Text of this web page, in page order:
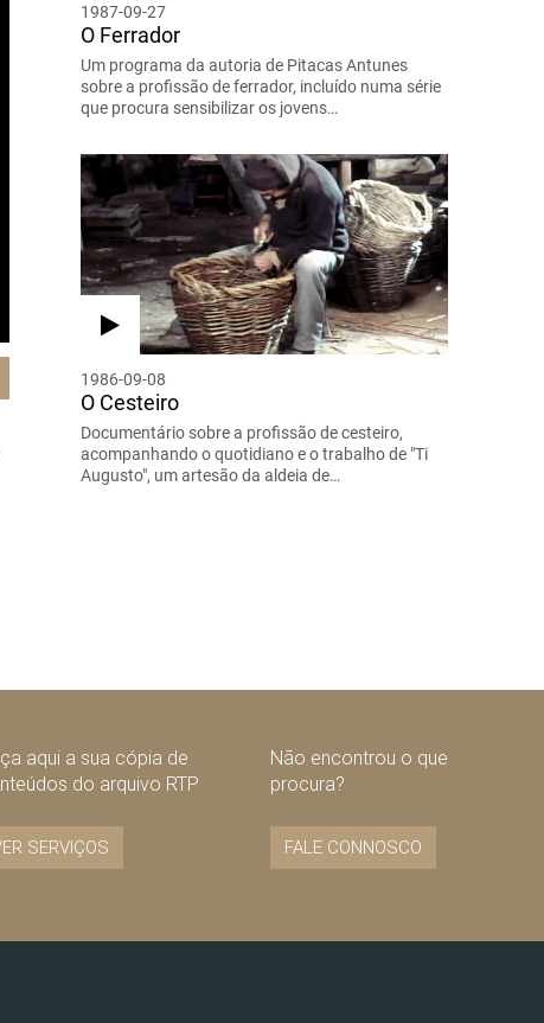
1987-09-27
O Ferrador
Um programa da autoria de Pitacas Antunes
sobre a profissão de ferrador, incluído numa série
que procura sensibilizar os jovens…
1986-09-08
O Cesteiro
Documentário sobre a profissão de cesteiro,
acompanhando o quotidiano e o trabalho de "Ti
Augusto", um artesão da aldeia de…
aqui a sua cópia de
do arquivo RTP
SERVIÇOS
Não encontrou o que
procura?
FALE CONNOSCO